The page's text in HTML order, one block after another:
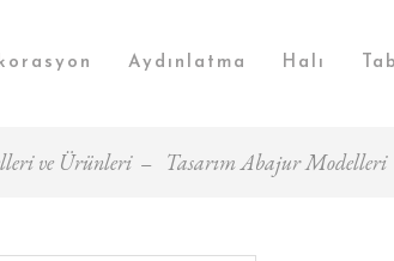
Aydınlatma Halı
ve Ürünleri Tasarım Abajur Modelleri